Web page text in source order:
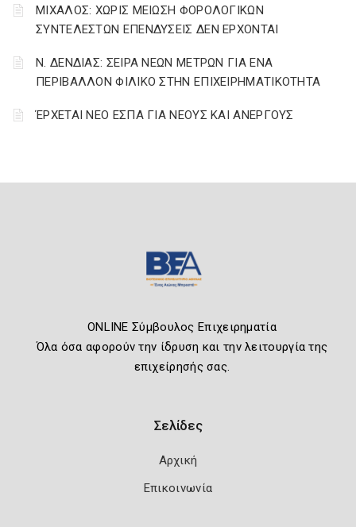
ΜΙΧΑΛΟΣ: ΧΩΡΙΣ ΜΕΙΩΣΗ ΦΟΡΟΛΟΓΙΚΩΝ
ΣΥΝΤΕΛΕΣΤΩΝ ΕΠΕΝΔΥΣΕΙΣ ΔΕΝ ΕΡΧΟΝΤΑΙ
Ν. ΔΕΝΔΙΑΣ: ΣΕΙΡΑ ΝΕΩΝ ΜΕΤΡΩΝ ΓΙΑ ΕΝΑ
ΠΕΡΙΒΑΛΛΟΝ ΦΙΛΙΚΟ ΣΤΗΝ ΕΠΙΧΕΙΡΗΜΑΤΙΚΟΤΗΤΑ
ΈΡΧΕΤΑΙ ΝΕΟ ΕΣΠΑ ΓΙΑ ΝΕΟΥΣ ΚΑΙ ΑΝΕΡΓΟΥΣ
ONLINE Σύμβουλος Επιχειρηματία
Όλα όσα αφορούν την ίδρυση και την λειτουργία της
επιχείρησής σας.
Σελίδες
Αρχική
Επικοινωνία